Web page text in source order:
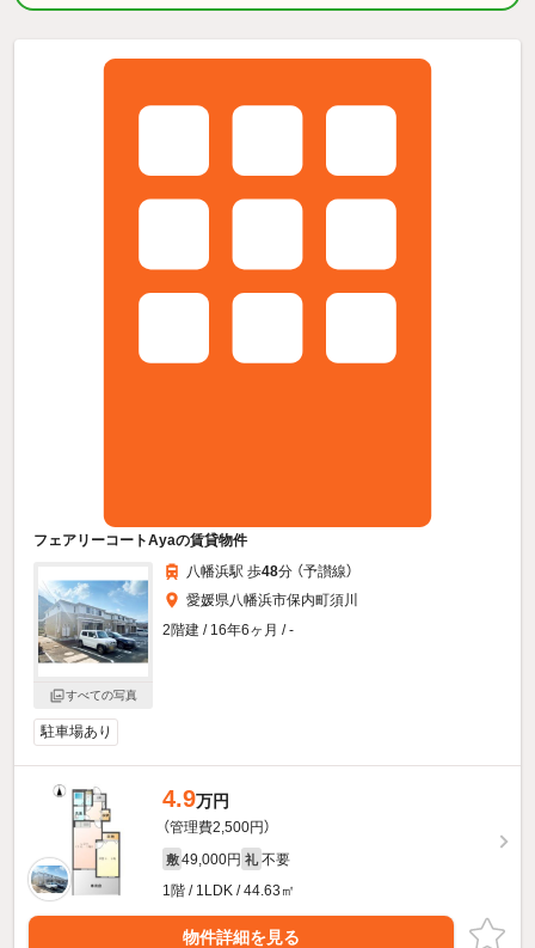
フェアリーコートAyaの賃貸物件
すべての写真
八幡浜駅 歩48分 （予讃線）
愛媛県八幡浜市保内町須川
2階建 / 16年6ヶ月 / -
駐車場あり
4.9万円
（管理費2,500円）
敷 49,000円 礼 不要
1階 / 1LDK / 44.63㎡
物件詳細を見る